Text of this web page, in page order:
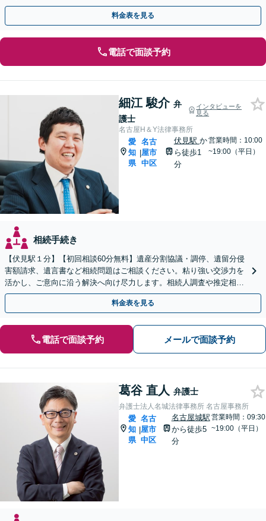
／成年後見など【丸の内駅4分】【完全個室】
料金表を見る
電話で面談予約
細江 駿介 弁
護士
インタビューを
見る
名古屋H＆Y法律事務所
愛
知
県
|
名古
屋市
中区
伏見駅 か
ら徒歩1
分
営業時間：10:00
~19:00（平日）
相続手続き
【伏見駅１分】【初回相談60分無料】遺産分割協議・調停、遺留分侵
害額請求、遺言書など相続問題はご相談ください。粘り強い交渉力を
活かし、ご意向に沿う解決へ向け尽力します。相続人調査や推定相続
人廃除など複雑な件もご相談ください【土日祝対応可】
料金表を見る
電話で面談予約 メールで面談予約
葛谷 直人 弁護士
弁護士法人名城法律事務所 名古屋事務所
愛
知
県
|
名古
屋市
中区
名古屋城駅
から徒歩5
分
営業時間：09:30
~19:00（平日）